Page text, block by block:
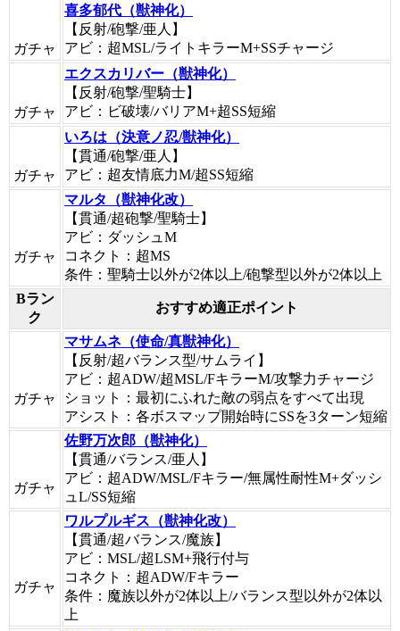
ガチャ
喜多郁代（獣神化）
【反射/砲撃/亜人】
アビ：超MSL/ライトキラーM+SSチャージ
ガチャ
エクスカリバー（獣神化）
【反射/砲撃/聖騎士】
アビ：ビ破壊/バリアM+超SS短縮
ガチャ
いろは（決意ノ忍/獣神化）
【貫通/砲撃/亜人】
アビ：超友情底力M/超SS短縮
ガチャ
マルタ（獣神化改）
【貫通/超砲撃/聖騎士】
アビ：ダッシュM
コネクト：超MS
条件：聖騎士以外が2体以上/砲撃型以外が2体以上
Bラン
ク
おすすめ適正ポイント
ガチャ
マサムネ（使命/真獣神化）
【反射/超バランス型/サムライ】
アビ：超ADW/超MSL/FキラーM/攻撃力チャージ
ショット：最初にふれた敵の弱点をすべて出現
アシスト：各ボスマップ開始時にSSを3ターン短縮
ガチャ
佐野万次郎（獣神化）
【貫通/バランス/亜人】
アビ：超ADW/MSL/Fキラー/無属性耐性M+ダッシ
ュL/SS短縮
ガチャ
ワルプルギス（獣神化改）
【貫通/超バランス/魔族】
アビ：MSL/超LSM+飛行付与
コネクト：超ADW/Fキラー
条件：魔族以外が2体以上/バランス型以外が2体以
上